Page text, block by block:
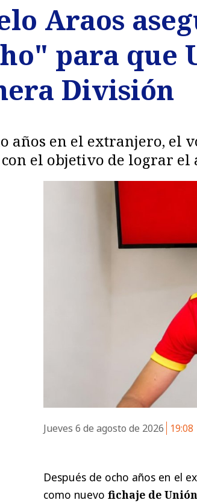
Araos
para que
División
años en el extranjero, el
el objetivo de lograr el
Jueves 6 de agosto de 2026 19:08
Después de ocho años en el
como nuevo fichaje de